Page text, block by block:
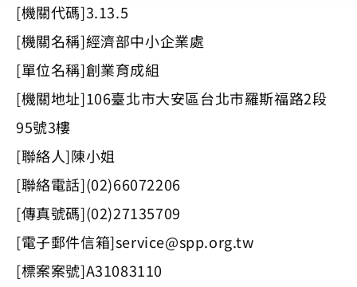
[機關代碼]3.13.5
[機關名稱]經濟部中小企業處
[單位名稱]創業育成組
[機關地址]106臺北市大安區台北市羅斯福路2段
95號3樓
[聯絡人]陳小姐
[聯絡電話](02)66072206
[傳真號碼](02)27135709
[電子郵件信箱]service@spp.org.tw
[標案案號]A31083110